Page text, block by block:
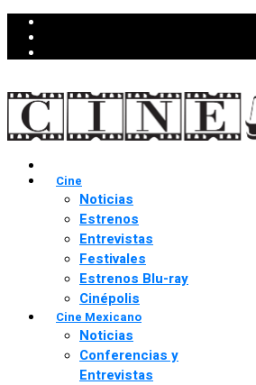
Cine
Noticias
Estrenos
Entrevistas
Festivales
Estrenos Blu-ray
Cinépolis
Cine Mexicano
Noticias
Conferencias y
Entrevistas